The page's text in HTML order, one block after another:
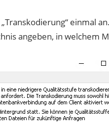
einmal an.
angeben, in welchem